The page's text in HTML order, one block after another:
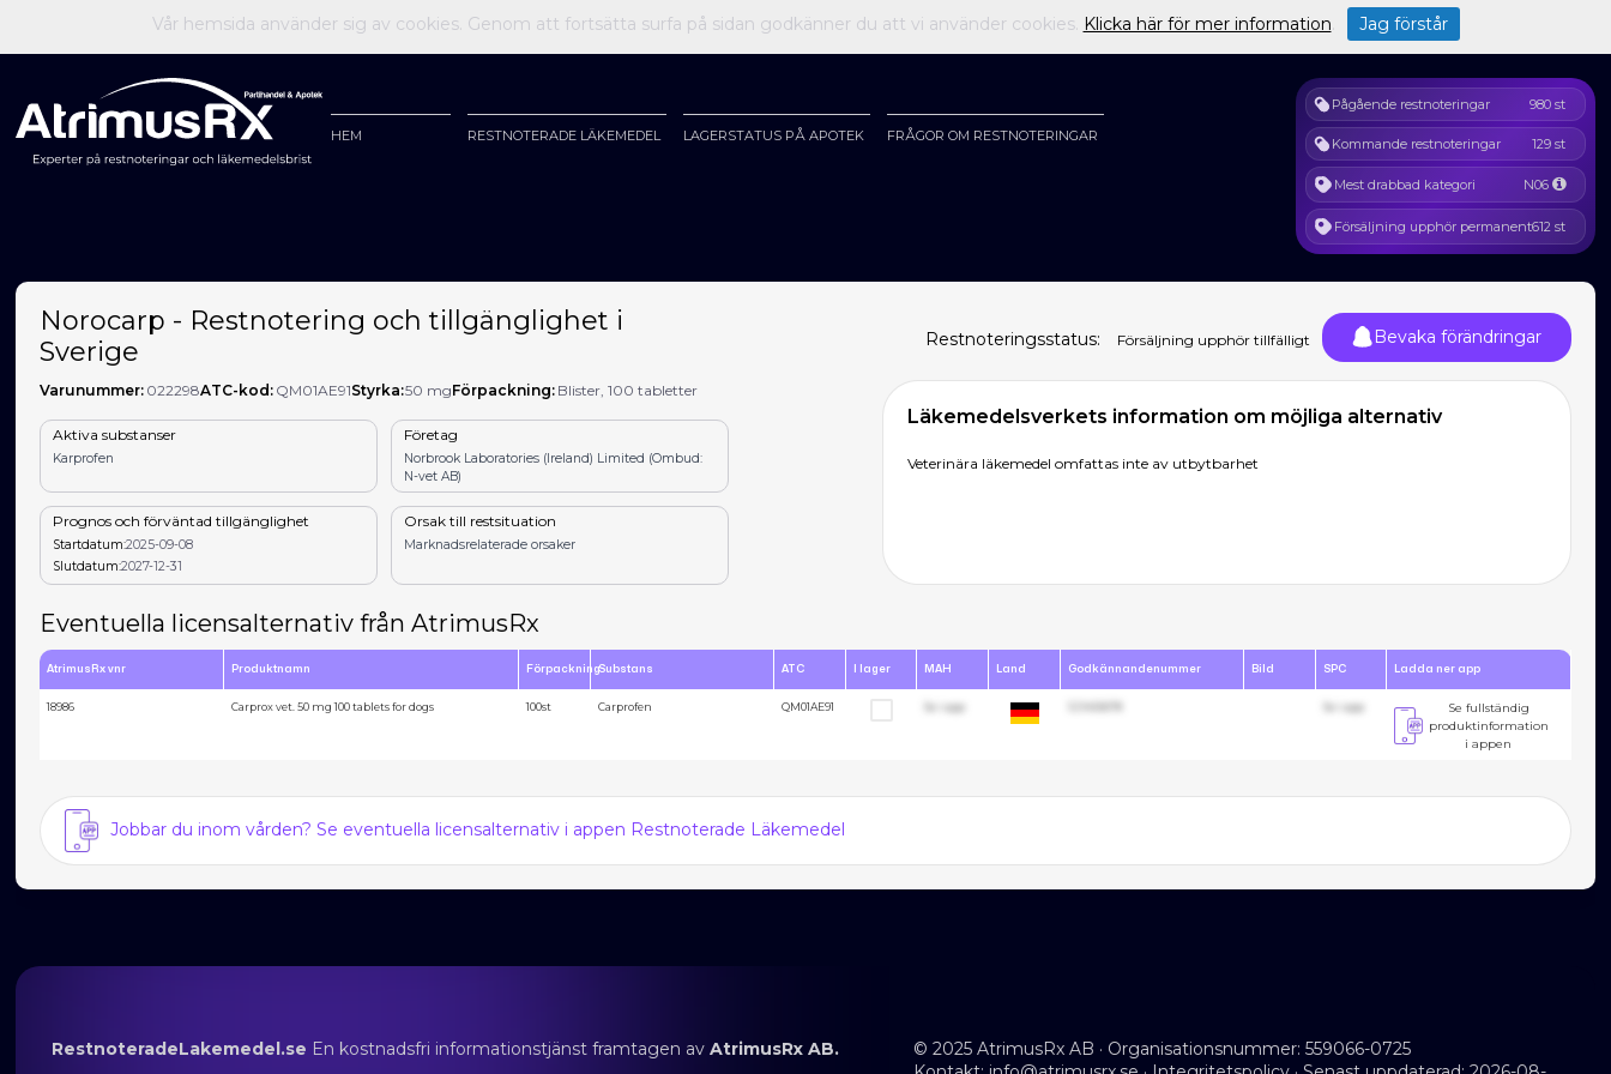
HEM RESTNOTERADE LÄKEMEDEL LAGERSTATUS PÅ APOTEK FRÅGOR OM RESTNOTERINGAR
Pågående restnoteringar 980 st
Kommande restnoteringar 129 st
Mest drabbad kategori N06
Försäljning upphör permanent612 st
Norocarp - Restnotering och tillgänglighet i
Sverige
Restnoteringsstatus: Försäljning upphör tillfälligt Bevaka förändringar
Varunummer: 022298ATC-kod: QM01AE91Styrka:50 mgFörpackning: Blister, 100 tabletter
Aktiva substanser
Karprofen
Företag
Norbrook Laboratories (Ireland) Limited (Ombud:
N-vet AB)
Prognos och förväntad tillgänglighet
Startdatum:2025-09-08
Slutdatum:2027-12-31
Orsak till restsituation
Marknadsrelaterade orsaker
Läkemedelsverkets information om möjliga alternativ
Veterinära läkemedel omfattas inte av utbytbarhet
Eventuella licensalternativ från AtrimusRx
AtrimusRx vnr Produktnamn FörpackningSubstans ATC I lager MAH Land Godkännandenummer Bild SPC Ladda ner app
18986 Carprox vet. 50 mg 100 tablets for dogs 100st Carprofen QM01AE91 Se i app Se i app
Se fullständig
produktinformation
i appen
Jobbar du inom vården? Se eventuella licensalternativ i appen Restnoterade Läkemedel
RestnoteradeLakemedel.se En kostnadsfri informationstjänst framtagen avAtrimusRx AB.
© 2025 AtrimusRx AB · Organisationsnummer: 559066-0725
Vår hemsida använder sig av cookies. Genom att fortsätta surfa på sidan godkänner du att vi använder cookies. Klicka här för mer information. Jag förstår